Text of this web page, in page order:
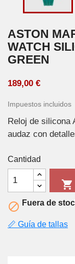
ASTON
WATCH
GREEN
189,00 €
Impuestos incluidos
Reloj de silicona
audaz con
Cantidad

 Fuera de
📏 Guía de tallas